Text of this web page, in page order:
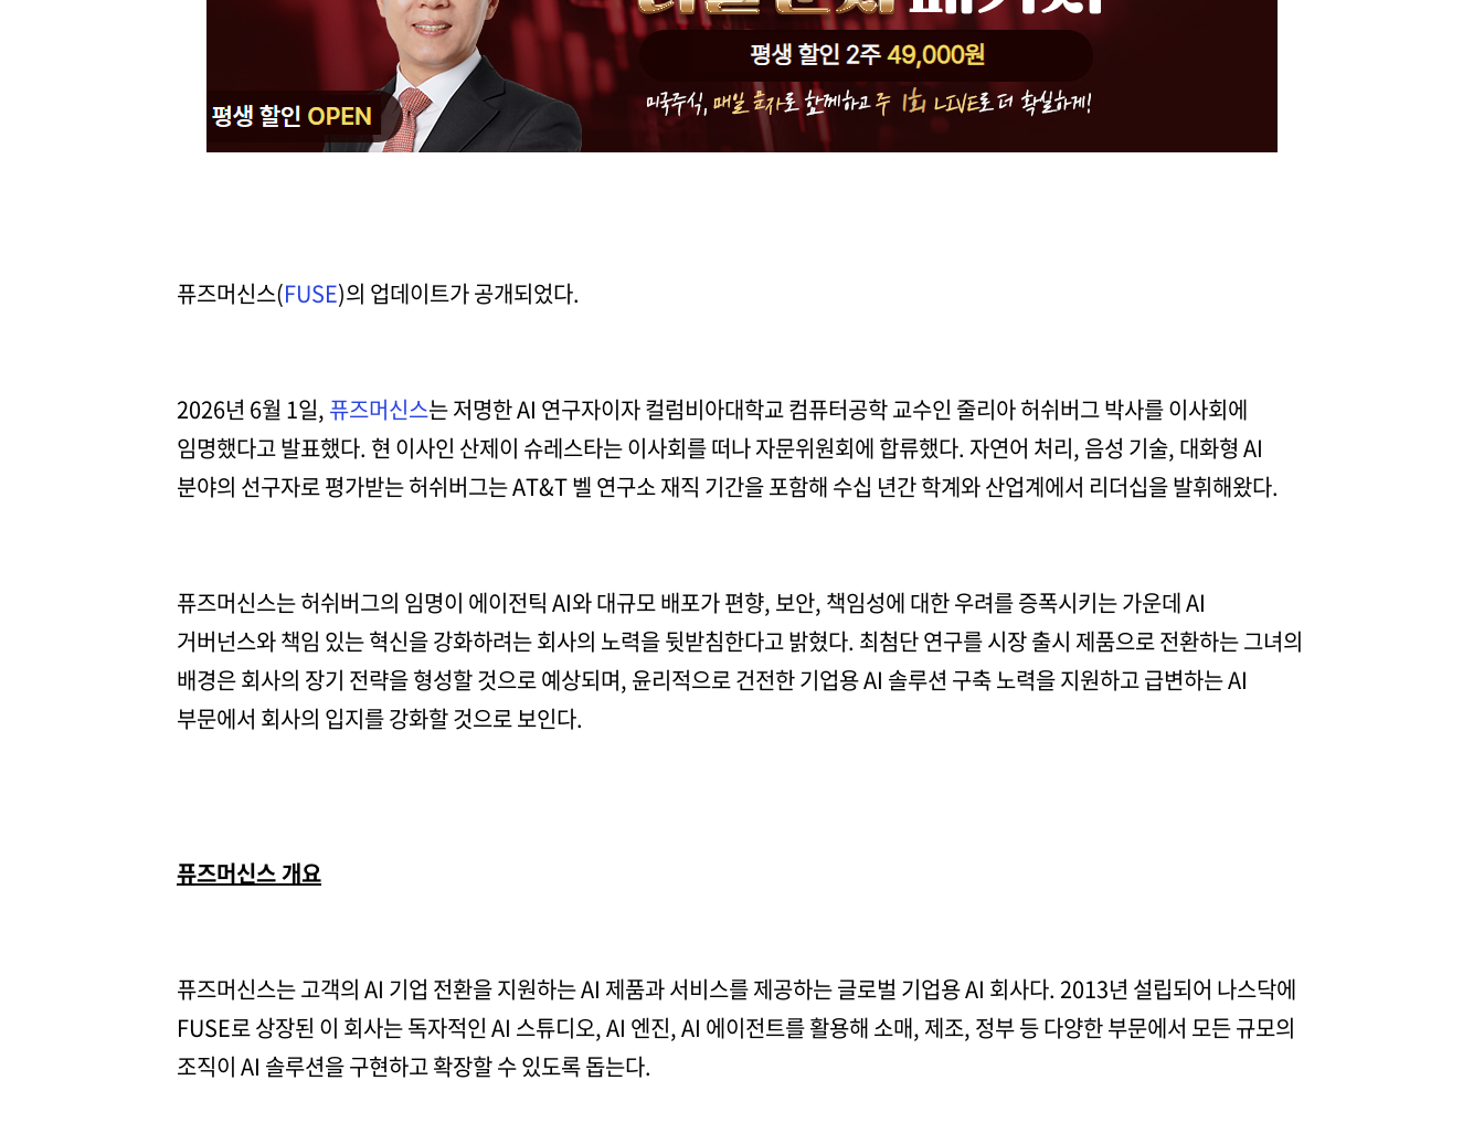
퓨즈머신스(FUSE)의 업데이트가 공개되었다.
2026년 6월 1일, 퓨즈머신스는 저명한 AI 연구자이자 컬럼비아대학교 컴퓨터공학 교수인 줄리아 허쉬버그 박사를 이사회에
임명했다고 발표했다. 현 이사인 산제이 슈레스타는 이사회를 떠나 자문위원회에 합류했다. 자연어 처리, 음성 기술, 대화형 AI
분야의 선구자로 평가받는 허쉬버그는 AT&T 벨 연구소 재직 기간을 포함해 수십 년간 학계와 산업계에서 리더십을 발휘해왔다.
퓨즈머신스는 허쉬버그의 임명이 에이전틱 AI와 대규모 배포가 편향, 보안, 책임성에 대한 우려를 증폭시키는 가운데 AI
거버넌스와 책임 있는 혁신을 강화하려는 회사의 노력을 뒷받침한다고 밝혔다. 최첨단 연구를 시장 출시 제품으로 전환하는 그녀의
배경은 회사의 장기 전략을 형성할 것으로 예상되며, 윤리적으로 건전한 기업용 AI 솔루션 구축 노력을 지원하고 급변하는 AI
부문에서 회사의 입지를 강화할 것으로 보인다.
퓨즈머신스 개요
퓨즈머신스는 고객의 AI 기업 전환을 지원하는 AI 제품과 서비스를 제공하는 글로벌 기업용 AI 회사다. 2013년 설립되어 나스닥에
FUSE로 상장된 이 회사는 독자적인 AI 스튜디오, AI 엔진, AI 에이전트를 활용해 소매, 제조, 정부 등 다양한 부문에서 모든 규모의
조직이 AI 솔루션을 구현하고 확장할 수 있도록 돕는다.